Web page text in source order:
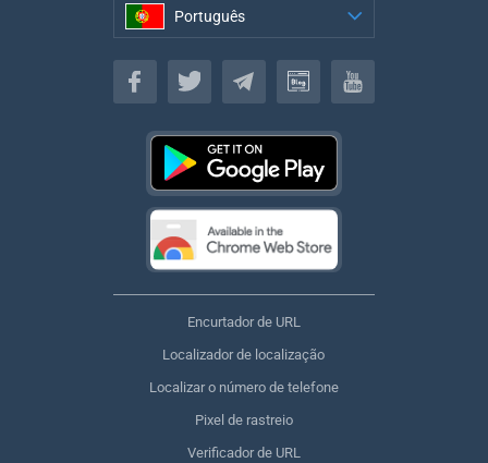
Português
Português
Encurtador de URL
Localizador de localização
Localizar o número de telefone
Pixel de rastreio
Verificador de URL